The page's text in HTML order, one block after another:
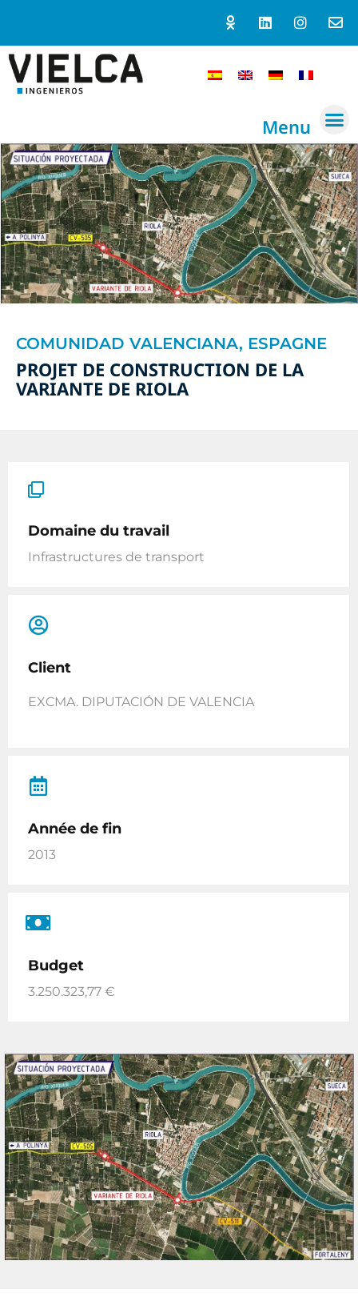
Menu
COMUNIDAD VALENCIANA, ESPAGNE
PROJET DE CONSTRUCTION DE LA
VARIANTE DE RIOLA
Domaine du travail
Infrastructures de transport
Client
EXCMA. DIPUTACIÓN DE VALENCIA
Année de fin
2013
Budget
3.250.323,77 €